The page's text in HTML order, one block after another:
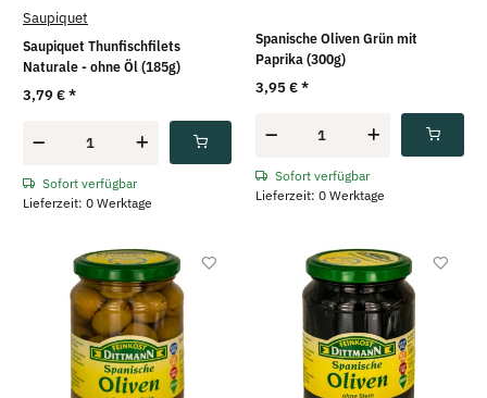
Saupiquet
Saupiquet Thunfischfilets
Naturale - ohne Öl (185g)
3,79 €*
Sofort verfügbar
Lieferzeit: 0 Werktage
Spanische Oliven Grün mit
Paprika (300g)
3,95 €*
Sofort verfügbar
Lieferzeit: 0 Werktage